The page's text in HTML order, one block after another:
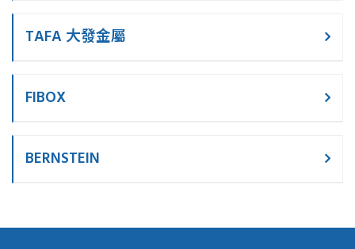
TAFA 大發金屬
FIBOX
BERNSTEIN